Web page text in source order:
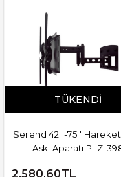
TÜKENDI
Serend 42''-75''
Askı Aparatı PLZ-
2.580,60TL